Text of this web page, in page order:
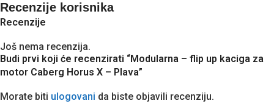
Recenzije korisnika
Recenzije
Još nema recenzija.
Budi prvi koji će recenzirati “Modularna – flip up kaciga za
motor Caberg Horus X – Plava”
Morate biti ulogovani da biste objavili recenziju.